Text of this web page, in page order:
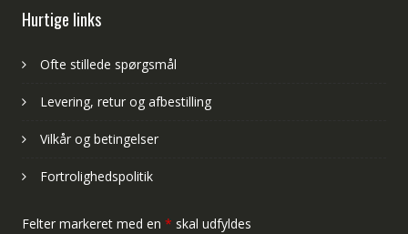
Hurtige links
Ofte stillede spørgsmål
Levering, retur og afbestilling
Vilkår og betingelser
Fortrolighedspolitik
Felter markeret med en * skal udfyldes